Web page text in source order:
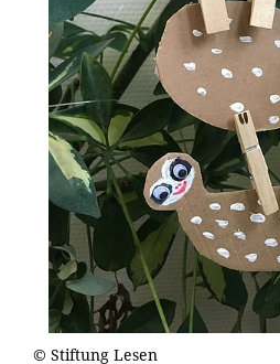
© Stiftung Lesen